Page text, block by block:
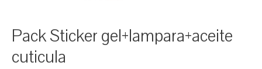
Pack Sticker gel+lampara+aceite
cuticula